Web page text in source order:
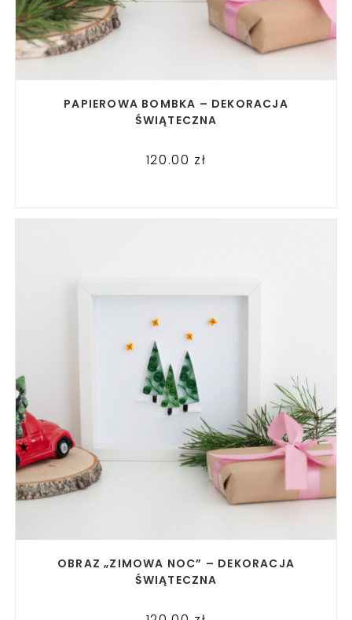
PAPIEROWA BOMBKA – DEKORACJA
ŚWIĄTECZNA
120.00 zł
OBRAZ „ZIMOWA NOC” – DEKORACJA
ŚWIĄTECZNA